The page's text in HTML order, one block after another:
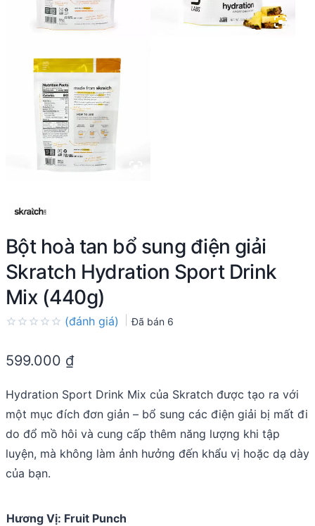
Bột hoà tan bổ sung điện giải
Skratch Hydration Sport Drink
Mix (440g)
out
(đánh giá) Đã bán 6
599.000 ₫
Hydration Sport Drink Mix của Skratch được tạo ra với
một mục đích đơn giản – bổ sung các điện giải bị mất đi
do đổ mồ hôi và cung cấp thêm năng lượng khi tập
luyện, mà không làm ảnh hưởng đến khẩu vị hoặc dạ dày
của bạn.
Hương Vị: Fruit Punch